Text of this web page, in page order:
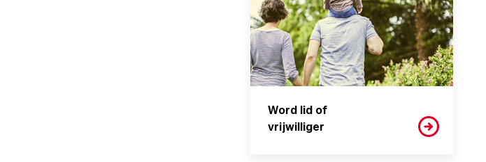
Word lid of
vrijwilliger